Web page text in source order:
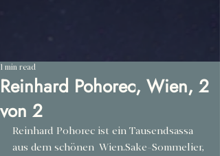
Reinhard Pohorec, Wien, 2
von 2
1 min read
Reinhard Pohorec ist ein Tausendsassa
aus dem schönen  Wien.Sake-Sommelier,